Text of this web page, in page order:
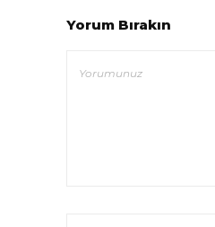
Yorum Bırakın